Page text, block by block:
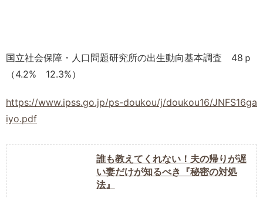
国立社会保障・人口問題研究所の出生動向基本調査 48ｐ
（4.2% 12.3%）
https://www.ipss.go.jp/ps-doukou/j/doukou16/JNFS16ga
iyo.pdf
誰も教えてくれない！夫の帰りが遅
い妻だけが知るべき『秘密の対処
法』